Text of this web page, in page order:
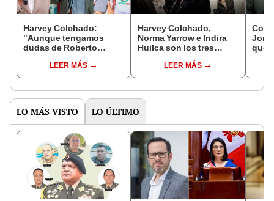
Harvey Colchado:
"Aunque tengamos
dudas de Roberto
Fujimori solo tenemos
certezas"
LEER MÁS
Harvey Colchado,
Norma Yarrow e Indira
Huilca son los tres
más votados, al 68% de
actas contabilizadas
LEER MÁS
que
LO MÁS VISTO LO ÚLTIMO